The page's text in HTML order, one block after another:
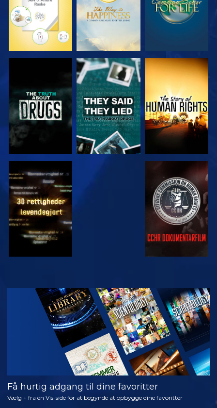
SE SE
SE SE
SE
UDFORSK
SERIEN
Få hurtig adgang til dine favoritter
Vælg + fra en Vis-side for at begynde at opbygge dine favoritter